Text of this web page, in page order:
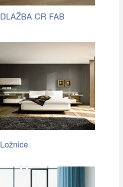
DLAŽBA CR FAB
Ložnice